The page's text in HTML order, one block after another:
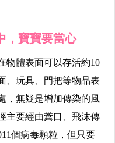
，寶寶要當心
物體表面可以存活約10
、玩具、門把等物品表
，無疑是增加傳染的風
主要經由糞口、飛沫傳
個病毒顆粒，但只要